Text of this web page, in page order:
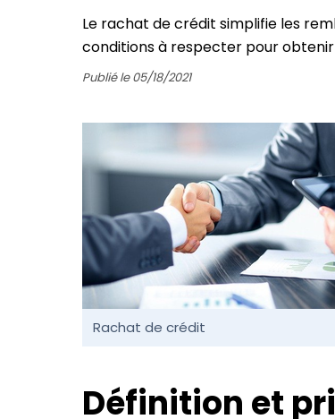
Le rachat de crédit simplifie les
conditions à respecter pour
Publié le 05/18/2021
Rachat de crédit
Définition et